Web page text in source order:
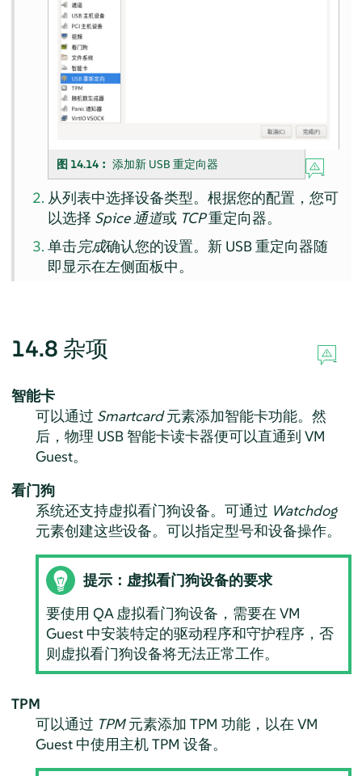
图 14.14︰添加新 USB 重定向器
从列表中选择设备类型。根据您的配置，您可
以选择 Spice 通道或 TCP重定向器。
单击完成确认您的设置。新 USB 重定向器随
即显示在左侧面板中。
14.8 杂项
智能卡
可以通过 Smartcard元素添加智能卡功能。然
后，物理 USB 智能卡读卡器便可以直通到 VM
Guest。
看门狗
系统还支持虚拟看门狗设备。可通过 Watchdog
元素创建这些设备。可以指定型号和设备操作。
提示：虚拟看门狗设备的要求
要使用 QA 虚拟看门狗设备，需要在 VM
Guest 中安装特定的驱动程序和守护程序，否
则虚拟看门狗设备将无法正常工作。
TPM
可以通过 TPM元素添加 TPM 功能，以在 VM
Guest 中使用主机 TPM 设备。